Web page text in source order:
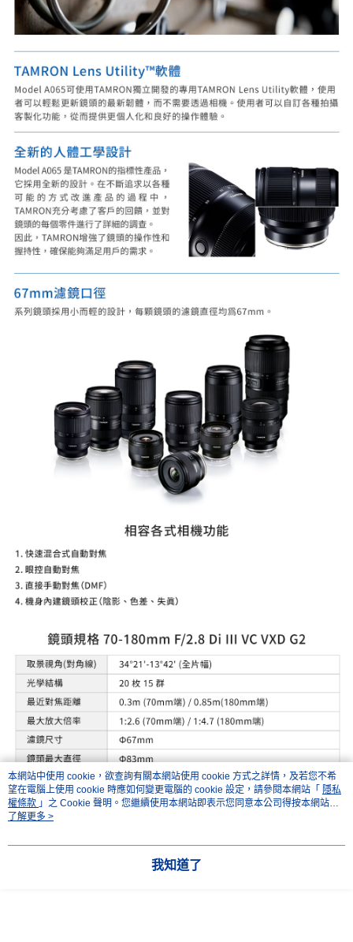
本網站中使用 cookie，欲查詢有關本網站使用 cookie 方式之詳情，及若您不希
望在電腦上使用 cookie 時應如何變更電腦的 cookie 設定，請參閱本網站「 隱私
權條款 」之 Cookie 聲明。您繼續使用本網站即表示您同意本公司得按本網站使
用條款之 Cookie 聲明使用 cookie。
了解更多 >
我知道了